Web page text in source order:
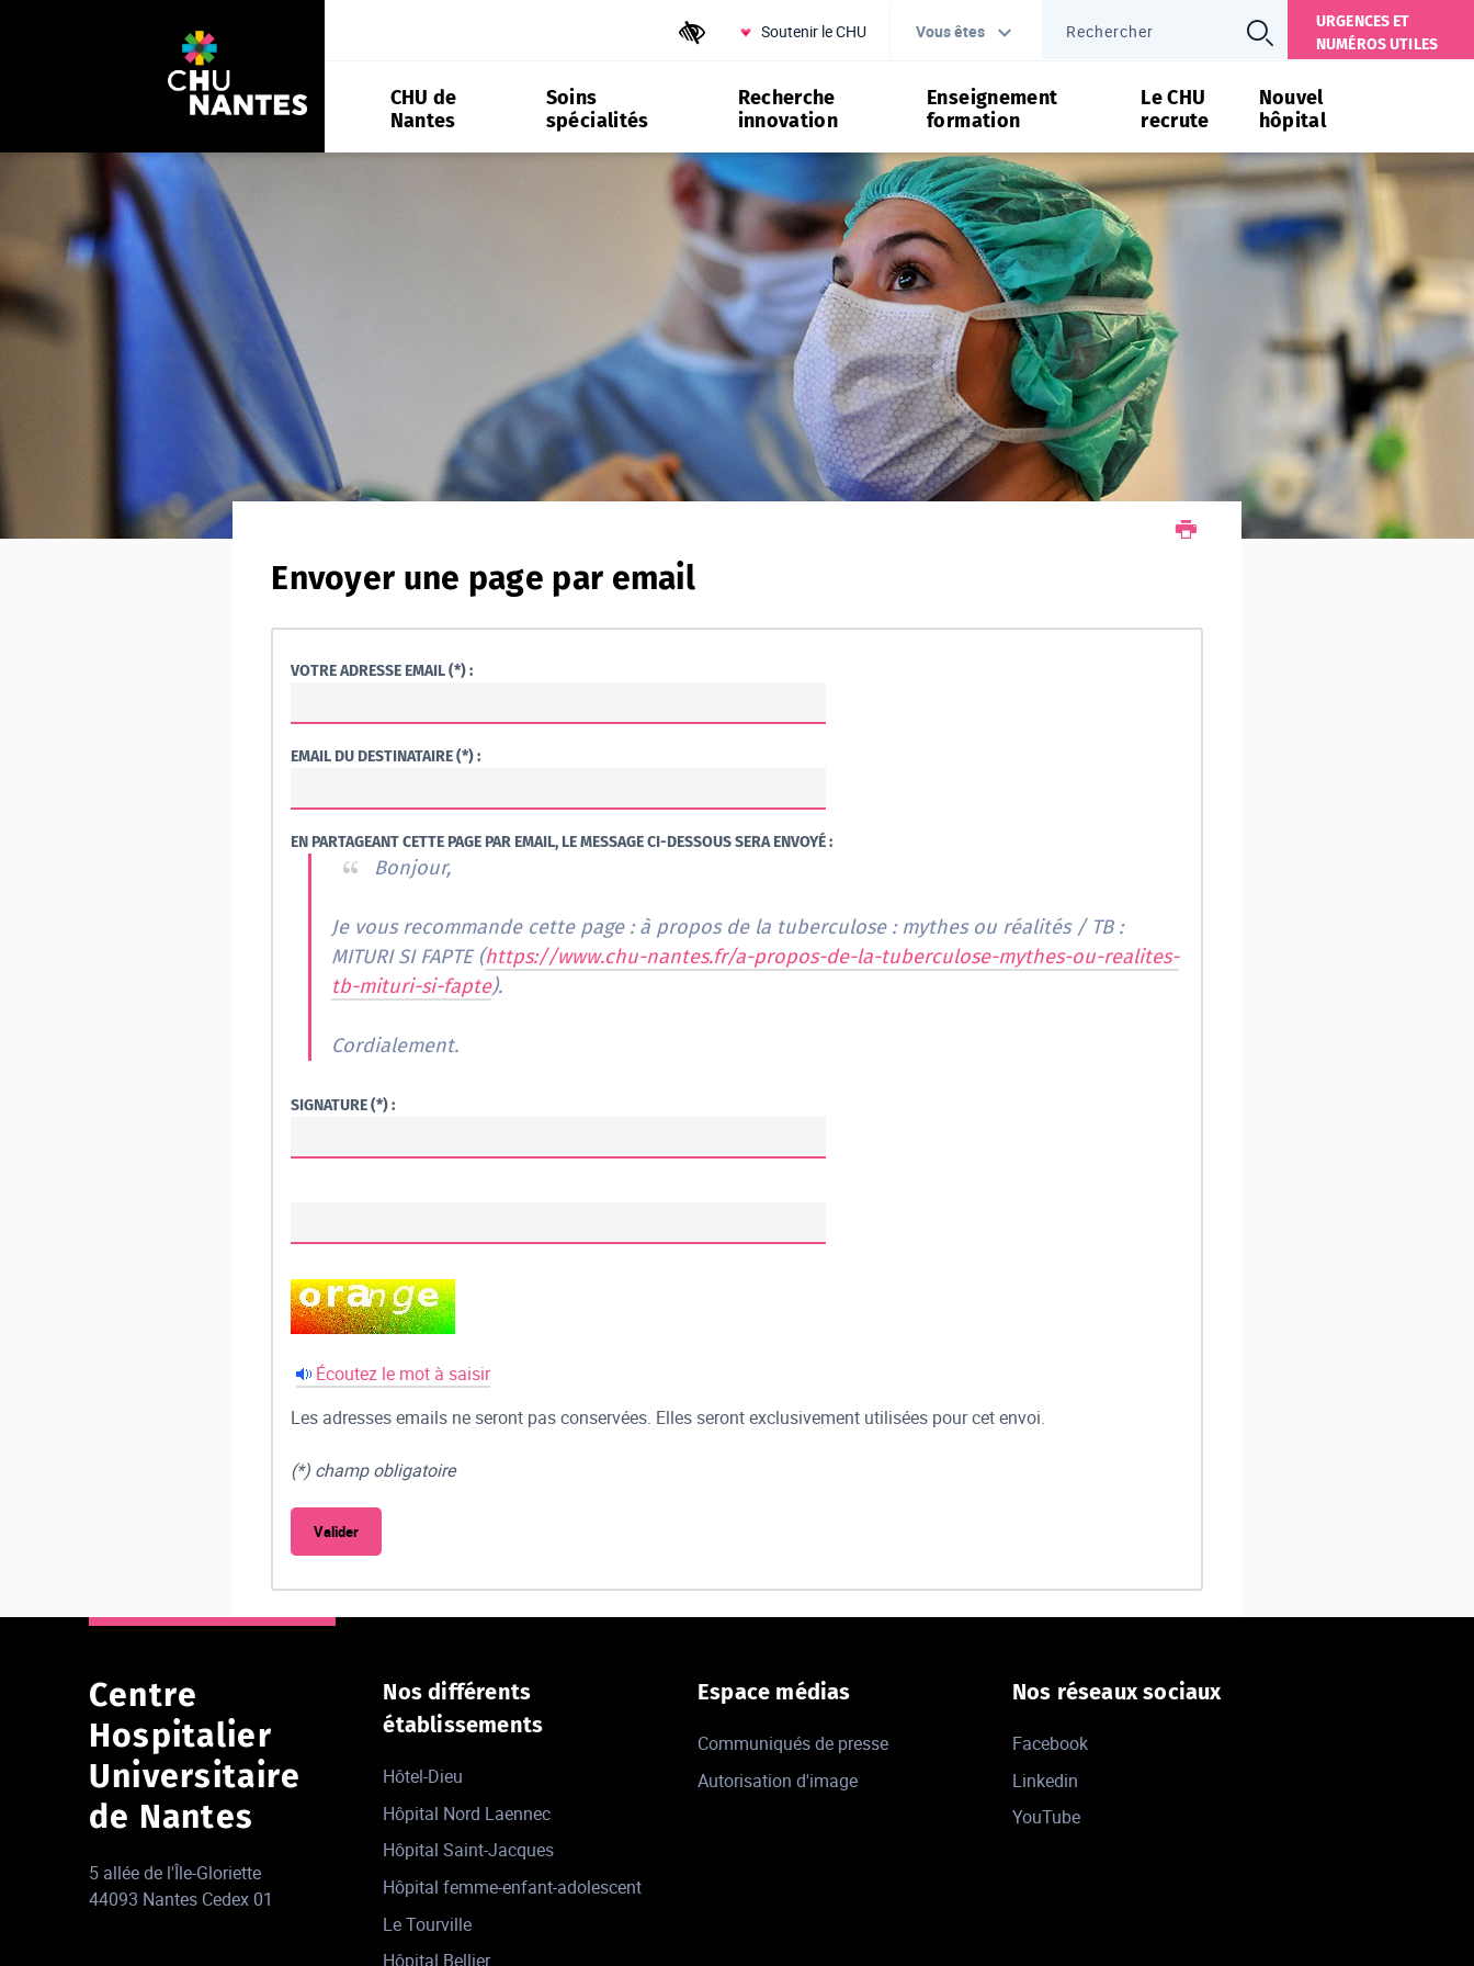
Outils d'accessibilité
Soutenir le CHU Vous êtes
URGENCES ET
NUMÉROS UTILES
CHU de
Nantes
Soins
spécialités
Recherche
innovation
Enseignement
formation
Le CHU
recrute
Nouvel
hôpital
Envoyer une page par email
VOTRE ADRESSE EMAIL (*) :
EMAIL DU DESTINATAIRE (*) :
EN PARTAGEANT CETTE PAGE PAR EMAIL, LE MESSAGE CI-DESSOUS SERA ENVOYÉ :
Bonjour,
Je vous recommande cette page : à propos de la tuberculose : mythes ou réalités / TB :
MITURI SI FAPTE (https://www.chu-nantes.fr/a-propos-de-la-tuberculose-mythes-ou-realites-
tb-mituri-si-fapte).
Cordialement.
SIGNATURE (*) :
Écoutez le mot à saisir
Les adresses emails ne seront pas conservées. Elles seront exclusivement utilisées pour cet envoi.
(*) champ obligatoire
Centre
Hospitalier
Universitaire
de Nantes
5 allée de l'Île-Gloriette
44093 Nantes Cedex 01
Nos différents
établissements
Hôtel-Dieu
Hôpital Nord Laennec
Hôpital Saint-Jacques
Hôpital femme-enfant-adolescent
Le Tourville
Hôpital Bellier
Espace médias
Communiqués de presse
Autorisation d'image
Nos réseaux sociaux
Facebook
Linkedin
YouTube